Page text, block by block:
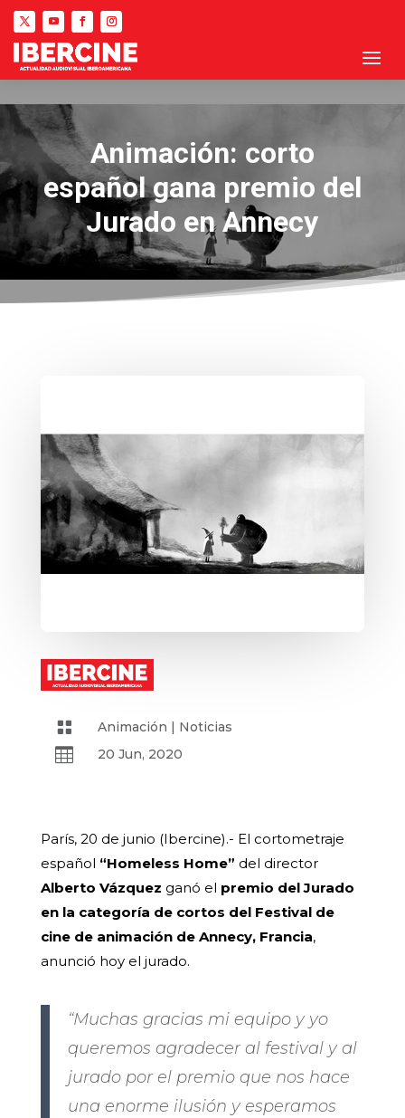
Animación: corto
español gana premio del
Jurado en Annecy
 Animación | Noticias
 20 Jun, 2020
París, 20 de junio (Ibercine).- El cortometraje
español “Homeless Home” del director
Alberto Vázquez ganó el premio del Jurado
en la categoría de cortos del Festival de
cine de animación de Annecy, Francia,
anunció hoy el jurado.
“Muchas gracias mi equipo y yo
queremos agradecer al festival y al
jurado por el premio que nos hace
una enorme ilusión y esperamos